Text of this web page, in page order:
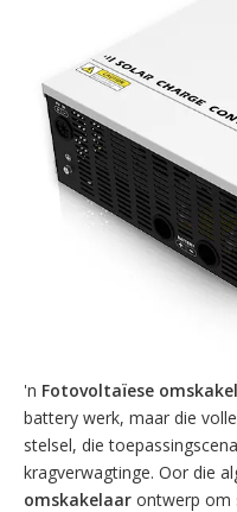
'n Fotovoltaïese
battery werk, maar die
stelsel, die
kragverwagtinge. Oor die
omskakelaar ontwerp om